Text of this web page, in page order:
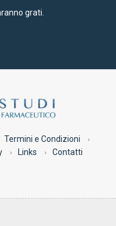
grati.
Termini e Condizioni
Links Contatti